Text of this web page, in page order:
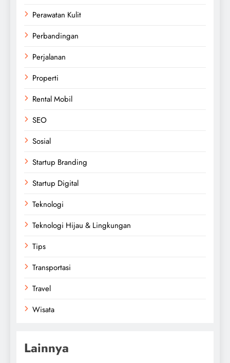
Perawatan Kulit
Perbandingan
Perjalanan
Properti
Rental Mobil
SEO
Sosial
Startup Branding
Startup Digital
Teknologi
Teknologi Hijau & Lingkungan
Tips
Transportasi
Travel
Wisata
Lainnya